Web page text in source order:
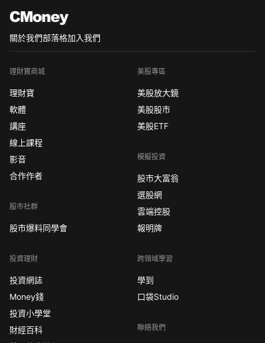
關於我們部落格加入我們
理財寶商城
理財寶
軟體
講座
線上課程
影音
合作作者
股市社群
股市爆料同學會
投資理財
投資網誌
Money錢
投資小學堂
財經百科
美股專區
美股放大鏡
美股股市
美股ETF
模擬投資
股市大富翁
選股網
雲端控股
報明牌
跨領域學習
學到
口袋Studio
聯絡我們